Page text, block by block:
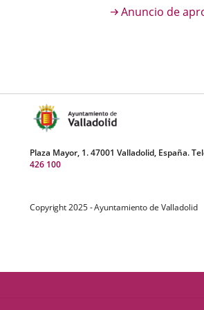
externa.externa.
Anuncio de
Plaza Mayor, 1. 47001 Valladolid, España.
426 100
Copyright 2025 - Ayuntamiento de Valladolid